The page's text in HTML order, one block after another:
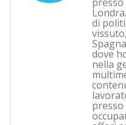
di
dove
nella